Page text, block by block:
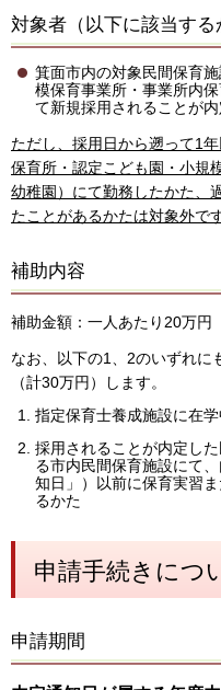
対象者（以下に該当する
箕面市内の対象民間保育
模保育事業所・事業所内
て新規採用されることが
ただし、採用日から遡って1
保育所・認定こども園・小規
幼稚園）にて勤務したかた、
たことがあるかたは対象外です
補助内容
補助金額：一人あたり20万円
なお、以下の1、2のいずれに
（計30万円）します。
指定保育士養成施設に在
採用されることが内定し
る市内民間保育施設にて
知日」）以前に保育実習
るかた
申請手続きにつ
申請期間